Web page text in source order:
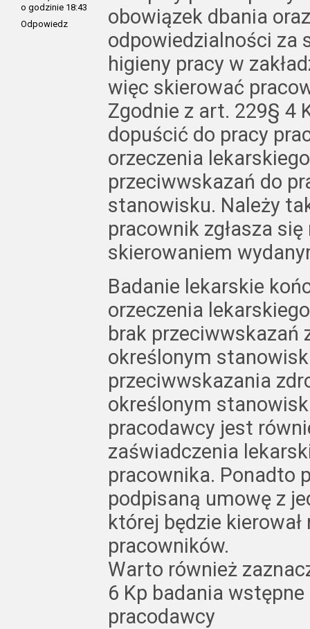
o godzinie 18:43
Odpowiedz
obowiązek dbania
odpowiedzialności za
higieny pracy w
więc skierować
Zgodnie z art. 229§ 4
dopuścić do pracy
orzeczenia
przeciwwskazań do
stanowisku. Należy
pracownik zgłasza
skierowaniem
Badanie lekarskie
orzeczenia
brak przeciwwskazań
określonym
przeciwwskazania
określonym
pracodawcy jest
zaświadczenia
pracownika. Ponadto
podpisaną umowę z
której będzie
pracowników.
Warto również
6 Kp badania
pracodawcy